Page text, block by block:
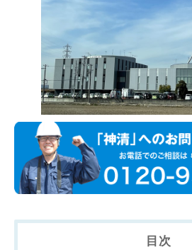
目次